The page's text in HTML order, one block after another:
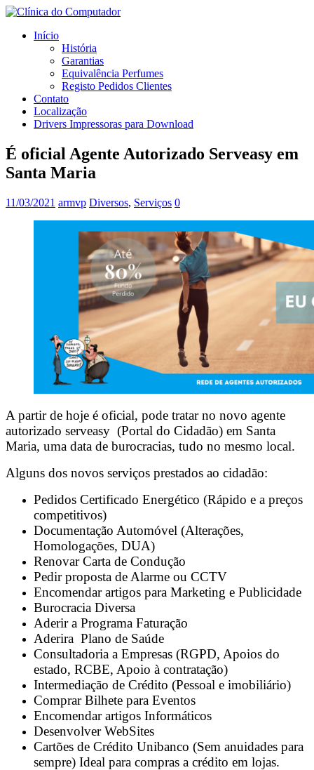
Início
História
Garantias
Equivalência Perfumes
Registo Pedidos Clientes
Contato
Localização
Drivers Impressoras para Download
É oficial Agente Autorizado Serveasy em
Santa Maria
11/03/2021 armvp Diversos, Serviços 0
A partir de hoje é oficial, pode tratar no novo agente
autorizado serveasy (Portal do Cidadão) em Santa
Maria, uma data de burocracias, tudo no mesmo local.
Alguns dos novos serviços prestados ao cidadão:
Pedidos Certificado Energético (Rápido e a preços
competitivos)
Documentação Automóvel (Alterações,
Homologações, DUA)
Renovar Carta de Condução
Pedir proposta de Alarme ou CCTV
Encomendar artigos para Marketing e Publicidade
Burocracia Diversa
Aderir a Programa Faturação
Aderira Plano de Saúde
Consultadoria a Empresas (RGPD, Apoios do
estado, RCBE, Apoio à contratação)
Intermediação de Crédito (Pessoal e imobiliário)
Comprar Bilhete para Eventos
Encomendar artigos Informáticos
Desenvolver WebSites
Cartões de Crédito Unibanco (Sem anuidades para
sempre) Ideal para compras a crédito em lojas.